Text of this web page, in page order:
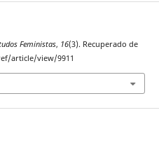
Feministas, 16(3). Recuperado de
article/view/9911